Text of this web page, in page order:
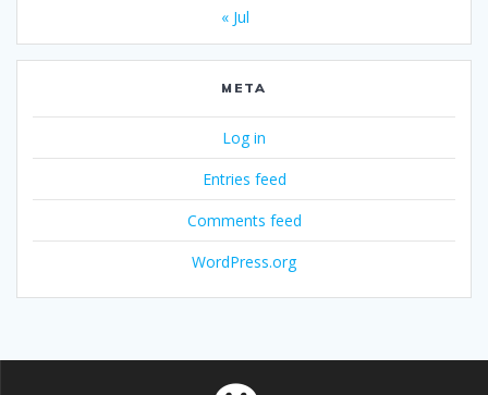
« Jul
META
Log in
Entries feed
Comments feed
WordPress.org